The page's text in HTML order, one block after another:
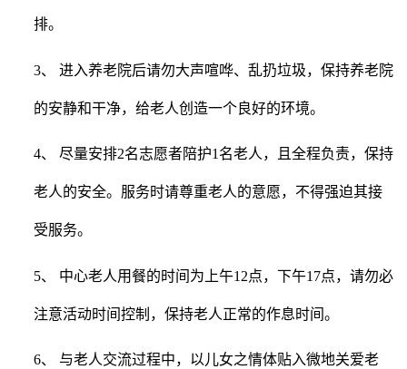
排。
3、 进入养老院后请勿大声喧哗、乱扔垃圾，保持养老院
的安静和干净，给老人创造一个良好的环境。
4、 尽量安排2名志愿者陪护1名老人，且全程负责，保持
老人的安全。服务时请尊重老人的意愿，不得强迫其接
受服务。
5、 中心老人用餐的时间为上午12点，下午17点，请勿必
注意活动时间控制，保持老人正常的作息时间。
6、 与老人交流过程中，以儿女之情体贴入微地关爱老